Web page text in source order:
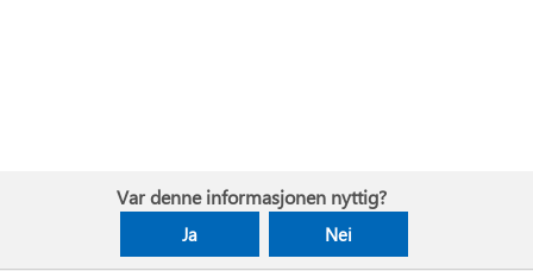
Var denne informasjonen nyttig?
Ja Nei